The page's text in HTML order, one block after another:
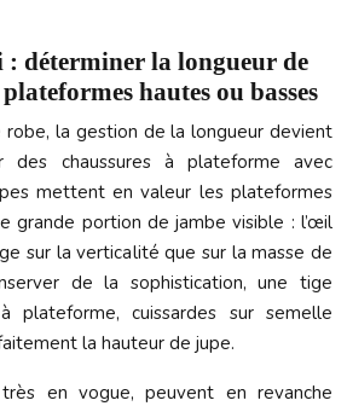
déterminer la longueur de
hautes ou basses
robe, la gestion de la longueur devient
des chaussures à plateforme avec
mettent en valeur les plateformes
grande portion de jambe visible : l’œil
sur la verticalité que sur la masse de
de la sophistication, une tige
plateforme, cuissardes sur semelle
la hauteur de jupe.
en vogue, peuvent en revanche